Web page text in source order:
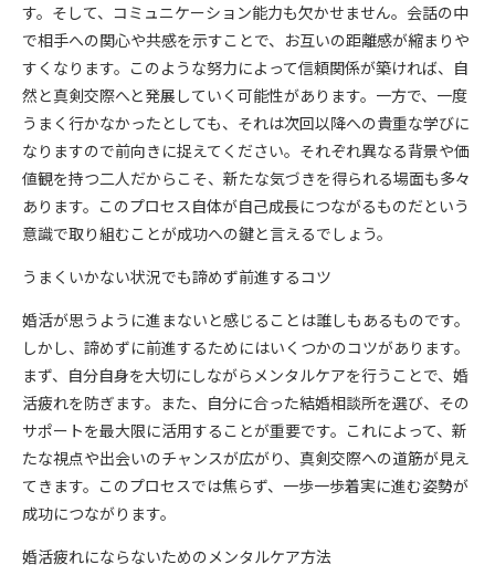
す。そして、コミュニケーション能力も欠かせません。会話の中
で相手への関心や共感を示すことで、お互いの距離感が縮まりや
すくなります。このような努力によって信頼関係が築ければ、自
然と真剣交際へと発展していく可能性があります。一方で、一度
うまく行かなかったとしても、それは次回以降への貴重な学びに
なりますので前向きに捉えてください。それぞれ異なる背景や価
値観を持つ二人だからこそ、新たな気づきを得られる場面も多々
あります。このプロセス自体が自己成長につながるものだという
意識で取り組むことが成功への鍵と言えるでしょう。
うまくいかない状況でも諦めず前進するコツ
婚活が思うように進まないと感じることは誰しもあるものです。
しかし、諦めずに前進するためにはいくつかのコツがあります。
まず、自分自身を大切にしながらメンタルケアを行うことで、婚
活疲れを防ぎます。また、自分に合った結婚相談所を選び、その
サポートを最大限に活用することが重要です。これによって、新
たな視点や出会いのチャンスが広がり、真剣交際への道筋が見え
てきます。このプロセスでは焦らず、一歩一歩着実に進む姿勢が
成功につながります。
婚活疲れにならないためのメンタルケア方法